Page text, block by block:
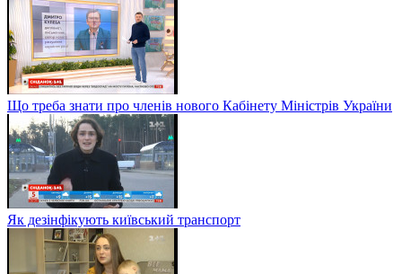
Що треба знати про членів нового Кабінету Міністрів України
Як дезінфікують київський транспорт